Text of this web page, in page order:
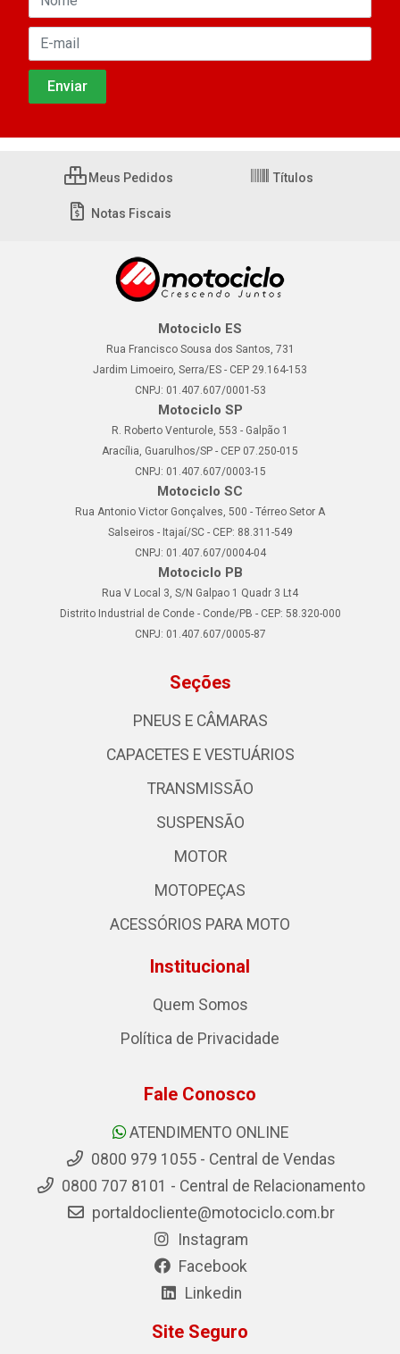
Meus Pedidos Títulos
Notas Fiscais
Motociclo ES
Rua Francisco Sousa dos Santos, 731
Jardim Limoeiro, Serra/ES - CEP 29.164-153
CNPJ: 01.407.607/0001-53
Motociclo SP
R. Roberto Venturole, 553 - Galpão 1
Aracília, Guarulhos/SP - CEP 07.250-015
CNPJ: 01.407.607/0003-15
Motociclo SC
Rua Antonio Victor Gonçalves, 500 - Térreo Setor A
Salseiros - Itajaí/SC - CEP: 88.311-549
CNPJ: 01.407.607/0004-04
Motociclo PB
Rua V Local 3, S/N Galpao 1 Quadr 3 Lt4
Distrito Industrial de Conde - Conde/PB - CEP: 58.320-000
CNPJ: 01.407.607/0005-87
Seções
PNEUS E CÂMARAS
CAPACETES E VESTUÁRIOS
TRANSMISSÃO
SUSPENSÃO
MOTOR
MOTOPEÇAS
ACESSÓRIOS PARA MOTO
Institucional
Quem Somos
Política de Privacidade
Fale Conosco
ATENDIMENTO ONLINE
0800 979 1055 - Central de Vendas
0800 707 8101 - Central de Relacionamento
portaldocliente@motociclo.com.br
Instagram
Facebook
Linkedin
Site Seguro